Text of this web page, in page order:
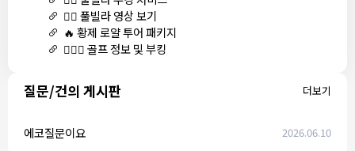
🏊‍♀️ 풀빌라 영상 보기
🔥 황제 로얄 투어 패키지
🏌🏻‍♂️ 골프 정보 및 부킹
질문/건의 게시판 더보기
에코질문이요 2026.06.10